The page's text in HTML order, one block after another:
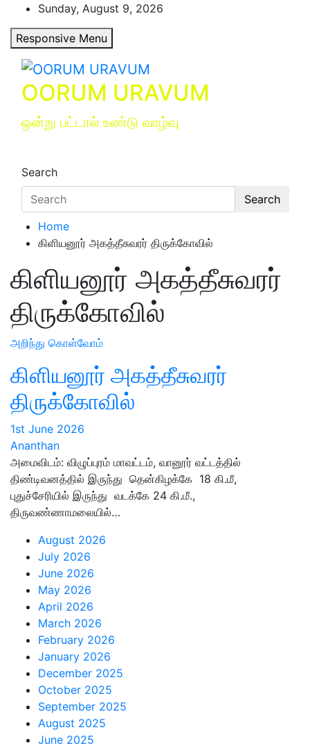
content
Sunday, August 9, 2026
Responsive Menu
OORUM URAVUM
ஒன்று பட்டால் உண்டு வாழ்வு
Search
Search
Home
கிளியனூர் அகத்தீசுவரர் திருக்கோவில்
கிளியனூர் அகத்தீசுவரர்
திருக்கோவில்
அறிந்து கொள்வோம்
கிளியனூர் அகத்தீசுவரர்
திருக்கோவில்
1st June 2026
Ananthan
அமைவிடம்: விழுப்புரம் மாவட்டம், வானூர் வட்டத்தில்
திண்டிவனத்தில் இருந்து தென்கிழக்கே 18 கி.மீ,
புதுச்சேரியில் இருந்து வடக்கே 24 கி.மீ.,
திருவண்ணாமலையில்…
August 2026
July 2026
June 2026
May 2026
April 2026
March 2026
February 2026
January 2026
December 2025
October 2025
September 2025
August 2025
June 2025